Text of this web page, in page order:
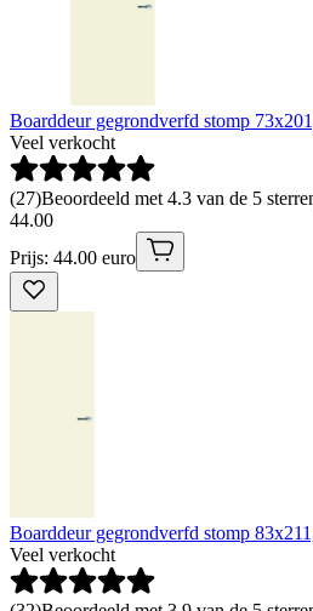
Boarddeur gegrondverfd stomp
Veel verkocht
(27)Beoordeeld met 4.3 van de 5
44.00
Prijs: 44.00 euro
Boarddeur gegrondverfd stomp
Veel verkocht